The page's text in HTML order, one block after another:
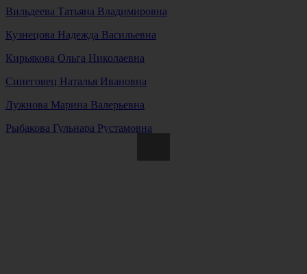
Вильдеева Татьяна Владимировна
Кузнецова Надежда Васильевна
Кирьякова Ольга Николаевна
Синеговец Наталья Ивановна
Лужнова Марина Валерьевна
Рыбакова Гульнара Рустамовна